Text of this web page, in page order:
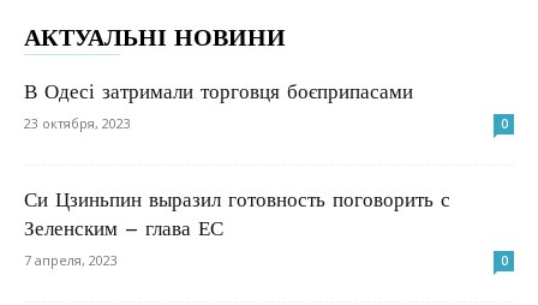
АКТУАЛЬНІ НОВИНИ
В Одесі затримали торговця боєприпасами
23 октября, 2023 0
Си Цзиньпин выразил готовность поговорить с
Зеленским – глава ЕС
7 апреля, 2023 0